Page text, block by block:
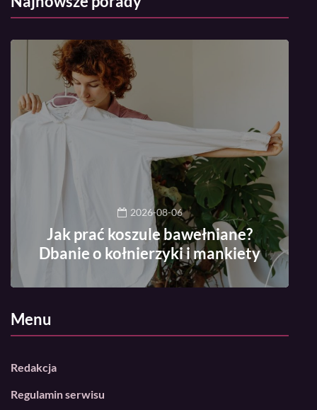
2026-08-06
Jak prać koszule bawełniane?
Dbanie o kołnierzyki i mankiety
Menu
Redakcja
Regulamin serwisu